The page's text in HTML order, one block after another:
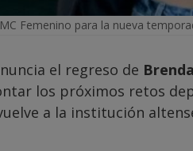
Femenino para la nueva
el regreso de
los próximos retos
a la institución